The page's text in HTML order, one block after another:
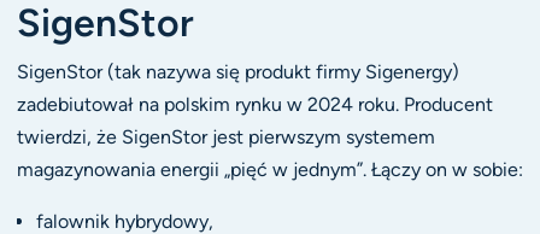
SigenStor
SigenStor (tak nazywa się produkt firmy Sigenergy)
zadebiutował na polskim rynku w 2024 roku. Producent
twierdzi, że SigenStor jest pierwszym systemem
magazynowania energii „pięć w jednym”. Łączy on w sobie:
falownik hybrydowy,